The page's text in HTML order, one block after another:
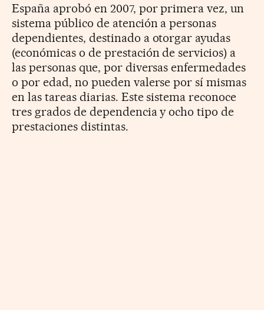
España aprobó en 2007, por primera vez, un
sistema público de atención a personas
dependientes, destinado a otorgar ayudas
(económicas o de prestación de servicios) a
las personas que, por diversas enfermedades
o por edad, no pueden valerse por sí mismas
en las tareas diarias. Este sistema reconoce
tres grados de dependencia y ocho tipo de
prestaciones distintas.